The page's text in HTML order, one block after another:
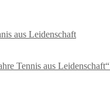
aus Leidenschaft
Tennis aus Leidenschaft“